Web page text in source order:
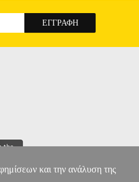
και την ανάλυση της